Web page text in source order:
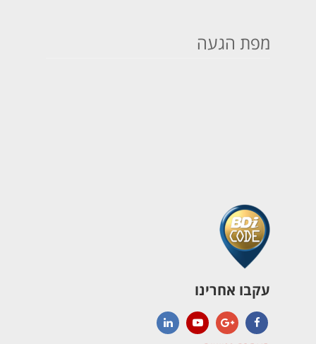
מפת הגעה
עקבו אחרינו